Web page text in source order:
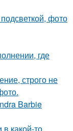
фото
где
строго не
Barbie